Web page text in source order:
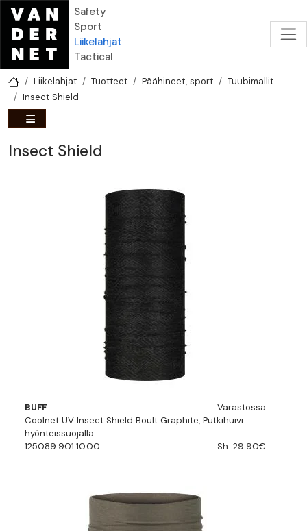
Hyppää pääsisältöön
Safety
Sport
Liikelahjat
Tactical
Liikelahjat Tuotteet Päähineet, sport
Tuubimallit
Insect Shield
Insect Shield
BUFF
Varastossa
Coolnet UV Insect Shield Boult Graphite, Putkihuivi
hyönteissuojalla
125089.901.10.00
Sh. 29.90€